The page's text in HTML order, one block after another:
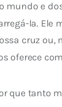
mundo e
la. Ele
cruz ou,
oferece
que tanto